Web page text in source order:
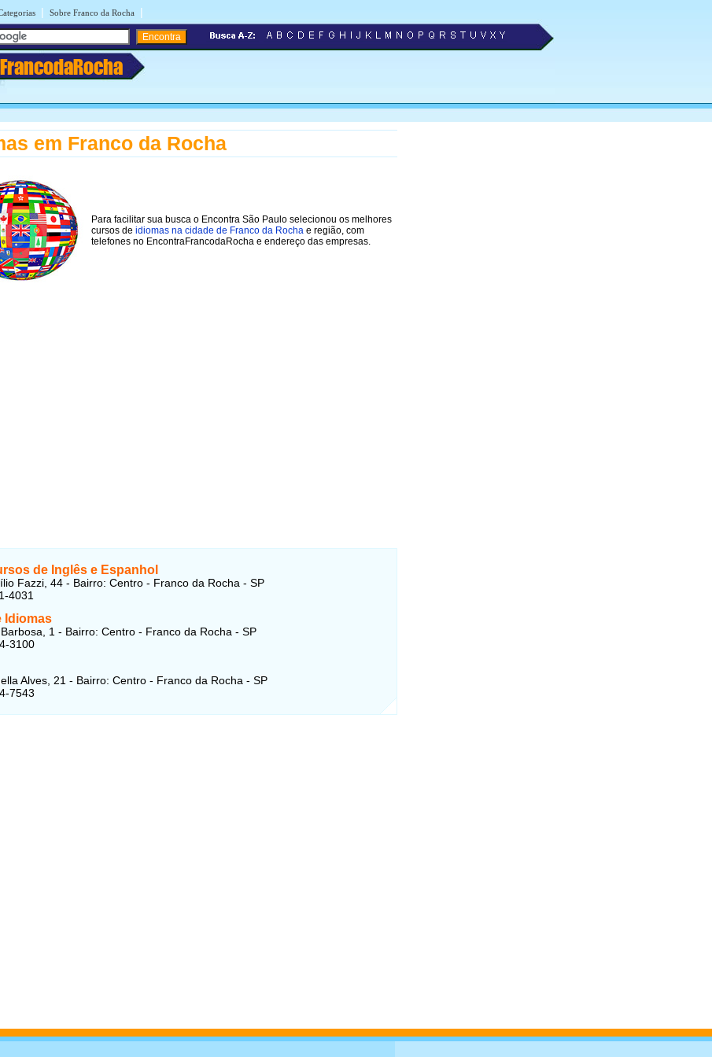
| Sobre Franco da Rocha |
FrancodaRocha
em Franco da Rocha
Para facilitar sua busca o Encontra São Paulo selecionou os melhores
cursos de idiomas na cidade de Franco da Rocha e região, com
telefones no EncontraFrancodaRocha e endereço das empresas.
de Inglês e Espanhol
Fazzi, 44 - Bairro: Centro - Franco da Rocha - SP
4031
Idiomas
1 - Bairro: Centro - Franco da Rocha - SP
3100
Alves, 21 - Bairro: Centro - Franco da Rocha - SP
7543